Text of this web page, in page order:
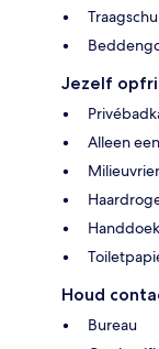
Jezelf
Alleen
Houd
Bureau